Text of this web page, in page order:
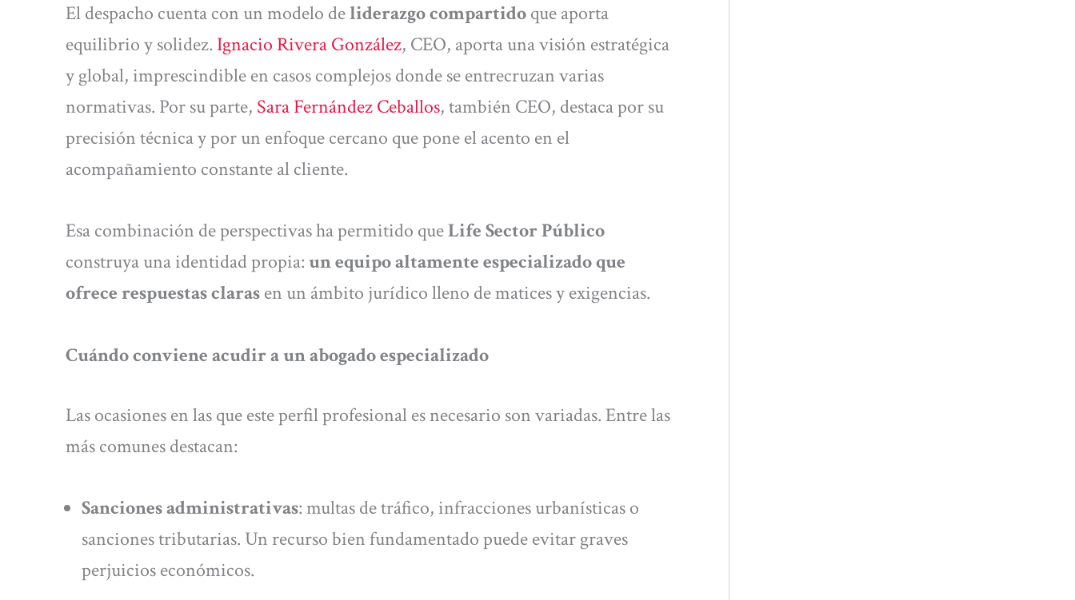
El despacho cuenta con un modelo deliderazgo compartidoque aporta
equilibrio y solidez. Ignacio Rivera González, CEO, aporta una visión estratégica
y global, imprescindible en casos complejos donde se entrecruzan varias
normativas. Por su parte, Sara Fernández Ceballos, también CEO, destaca por su
precisión técnica y por un enfoque cercano que pone el acento en el
acompañamiento constante al cliente.
Esa combinación de perspectivas ha permitido queLife Sector Público
construya una identidad propia: un equipo altamente especializado que
ofrece respuestas clarasen un ámbito jurídico lleno de matices y exigencias.
Cuándo conviene acudir a un abogado especializado
Las ocasiones en las que este perfil profesional es necesario son variadas. Entre las
más comunes destacan:
Sanciones administrativas: multas de tráfico, infracciones urbanísticas o
sanciones tributarias. Un recurso bien fundamentado puede evitar graves
perjuicios económicos.